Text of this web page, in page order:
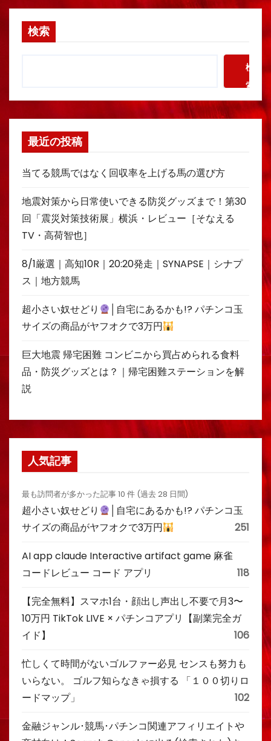
検索
検
索
最近の投稿
当てる競馬ではなく回収率を上げる馬の選び方
地震対策から日常使いできる防災グッズまで！第30
回「震災対策技術展」横浜・レビュー［そなえる
TV・高荷智也］
8/1厳選｜高知10R｜20:20発走｜SYNAPSE｜シナプ
ス｜地方競馬
超小さい奴せどり
│自宅にあるかも!? パチンコ玉
サイズの商品がヤフオクで3万円
巨大地震 帰宅困難 コンビニから買占められる食料
品・防災グッズとは？｜帰宅困難ステーションを解
説
人気記事
最も訪問者が多かった記事 10 件 (過去 28 日間)
超小さい奴せどり
│自宅にあるかも!? パチンコ玉
サイズの商品がヤフオクで3万円
251
AI app claude Interactive artifact game 麻雀
コードレビュー コード アプリ
118
【完全無料】スマホ1台・顔出し声出し不要で月3〜
10万円 TikTok LIVE × パチンコアプリ【副業完全ガ
イド】
106
忙しくて時間がないゴルファー必見 センスも努力も
いらない。 ゴルフ知らなきゃ損する 「１００切りロ
ードマップ」
102
金融ジャンル･競馬･パチンコ関連アフィリエイトや